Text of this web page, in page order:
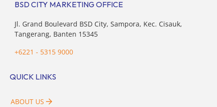
BSD CITY MARKETING OFFICE
Jl. Grand Boulevard BSD City, Sampora, Kec. Cisauk,
Tangerang, Banten 15345
+6221 - 5315 9000
QUICK LINKS
ABOUT US